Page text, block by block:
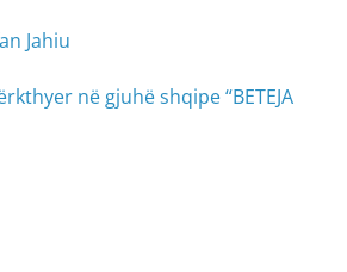
Jahiu
në gjuhë shqipe “BETEJA